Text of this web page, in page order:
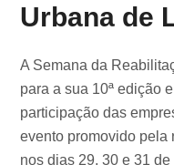
Urbana de
A Semana da
para a sua 10ª edição
participação das
evento promovido pela
nos dias 29, 30 e 31